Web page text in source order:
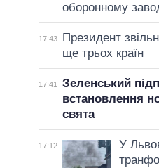
оборонному
17:43
Президент
ще трьох країн
17:41
Зеленський
встановлення
свята
17:12
У